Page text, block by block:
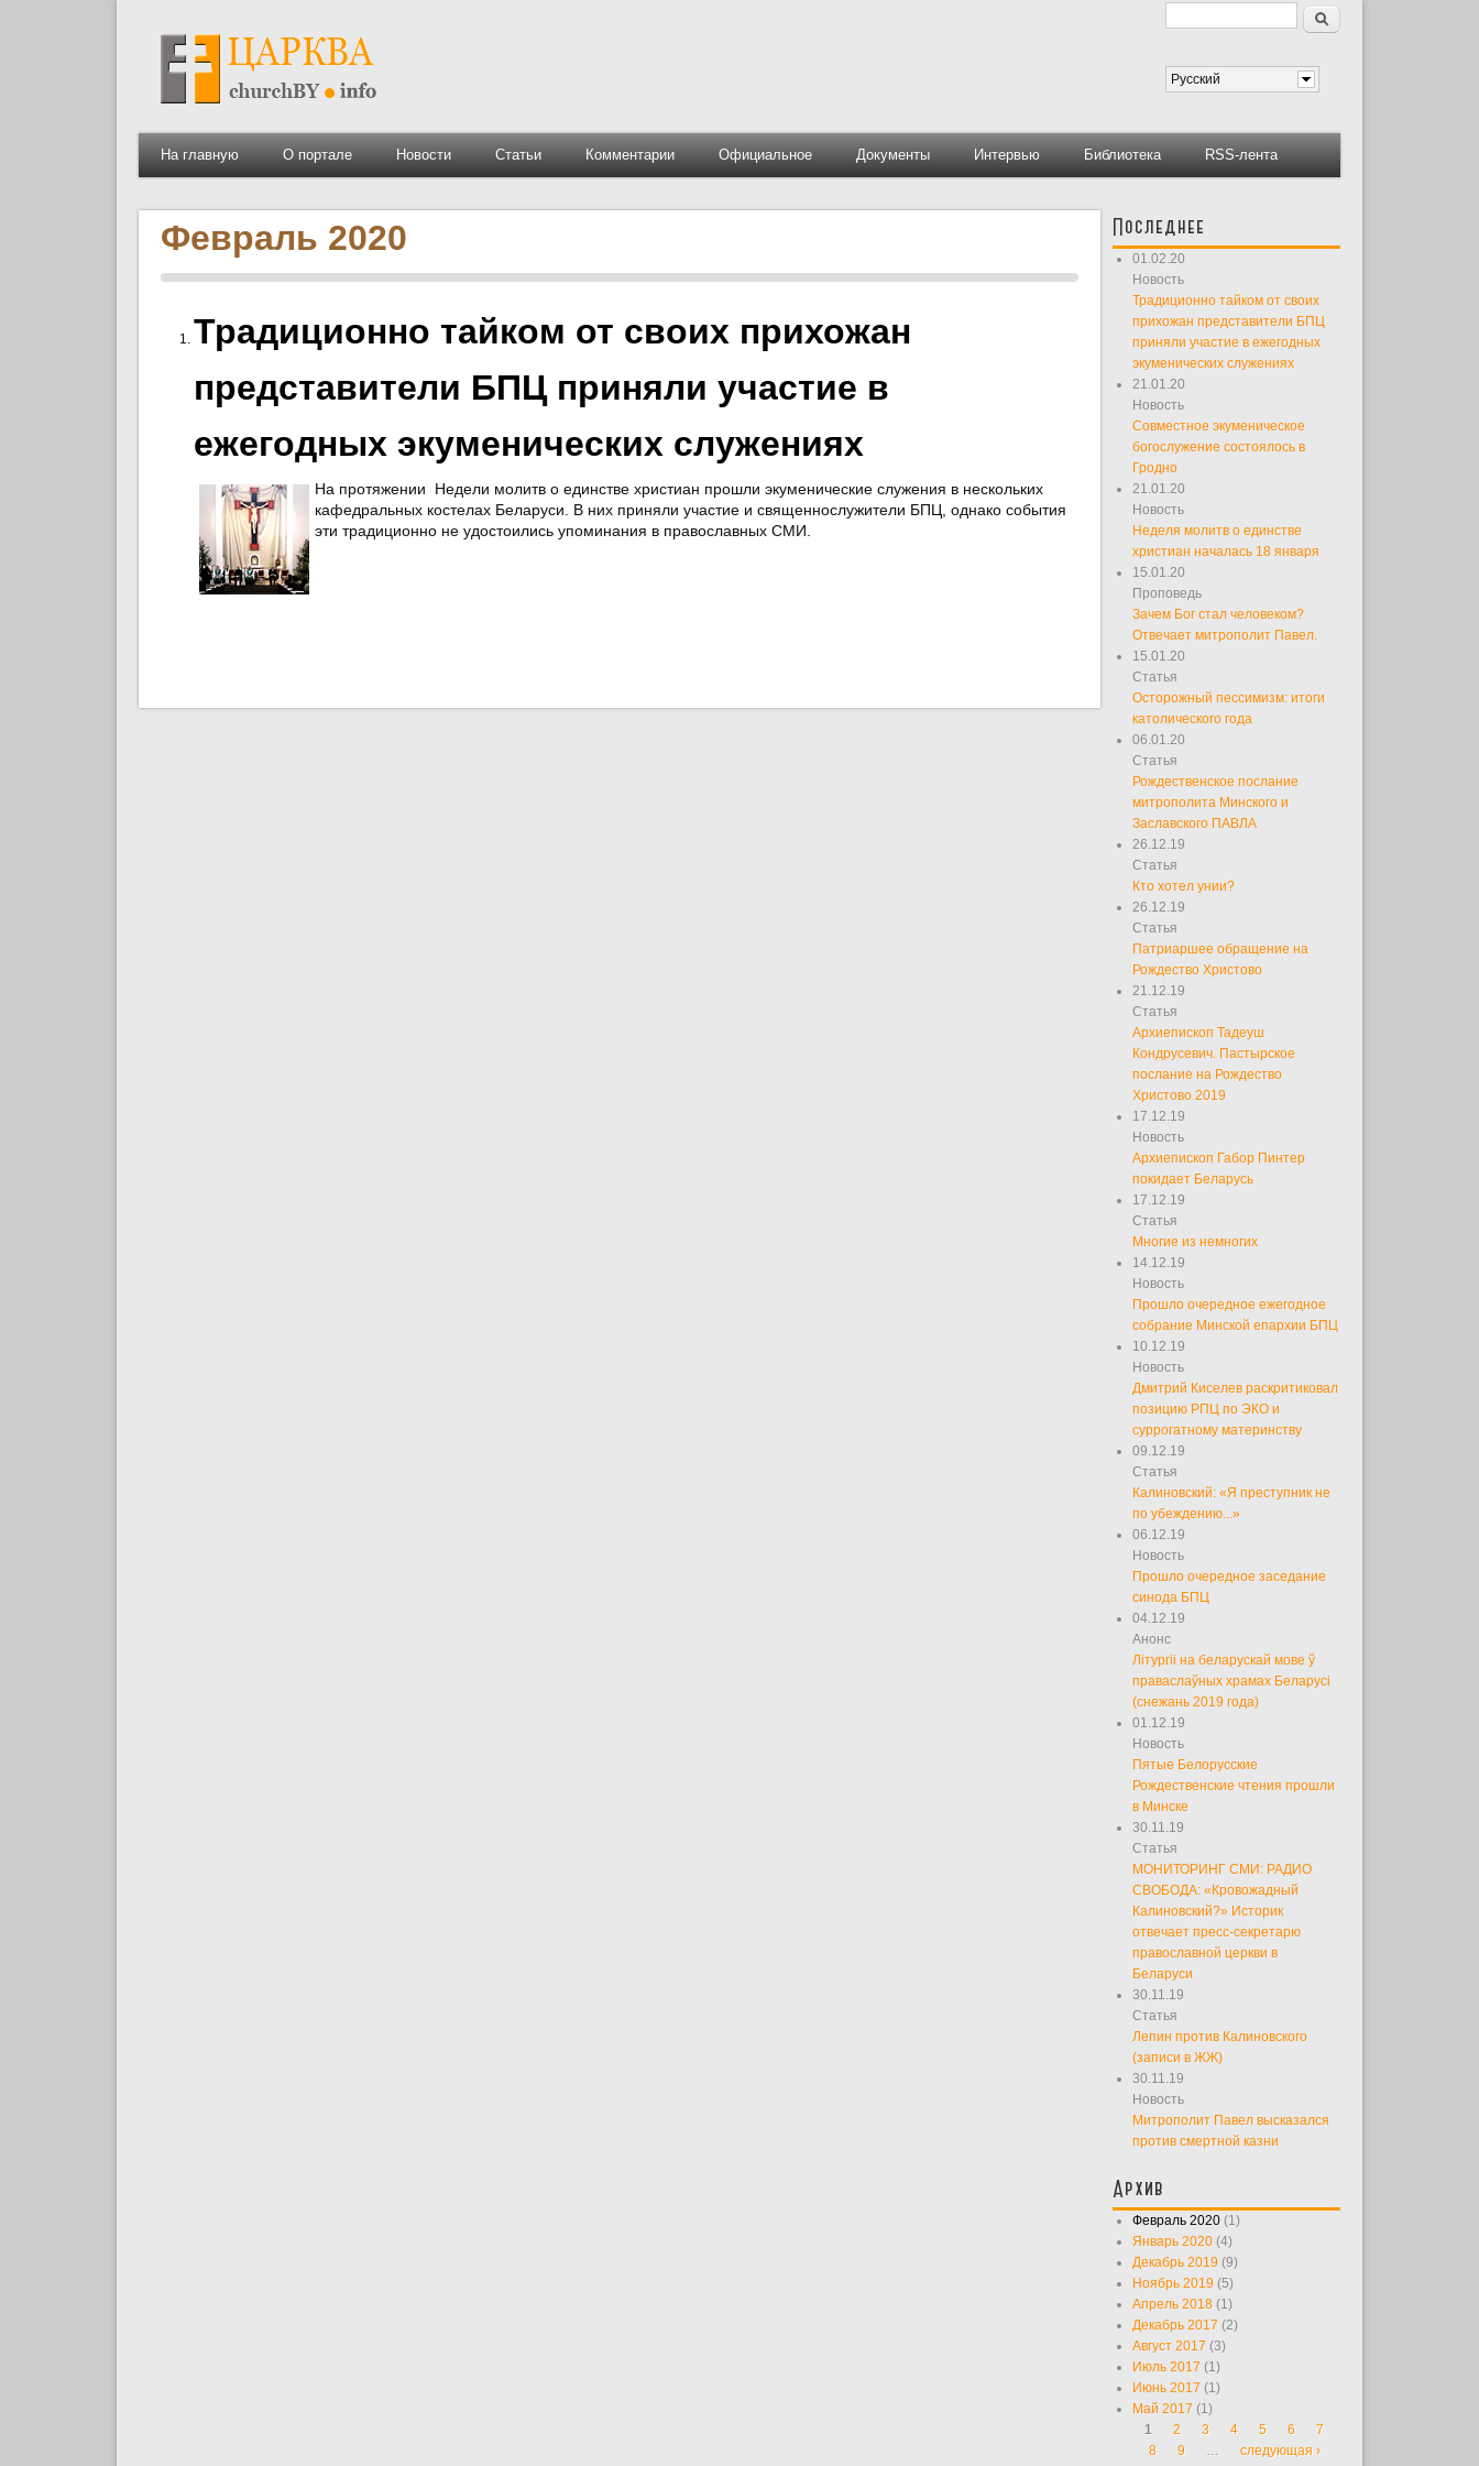
Форма поиска
Поиск
Русский
На главную О портале Новости Статьи Комментарии Официальное Документы Интервью Библиотека RSS-лента
Февраль 2020
Традиционно тайком от своих прихожан
представители БПЦ приняли участие в
ежегодных экуменических служениях
На протяжении Недели молитв о единстве христиан прошли экуменические служения в нескольких
кафедральных костелах Беларуси. В них приняли участие и священнослужители БПЦ, однако события
эти традиционно не удостоились упоминания в православных СМИ.
Последнее
01.02.20
Новость
Традиционно тайком от своих
прихожан представители БПЦ
приняли участие в ежегодных
экуменических служениях
21.01.20
Новость
Совместное экуменическое
богослужение состоялось в
Гродно
21.01.20
Новость
Неделя молитв о единстве
христиан началась 18 января
15.01.20
Проповедь
Зачем Бог стал человеком?
Отвечает митрополит Павел.
15.01.20
Статья
Осторожный пессимизм: итоги
католического года
06.01.20
Статья
Рождественское послание
митрополита Минского и
Заславского ПАВЛА
26.12.19
Статья
Кто хотел унии?
26.12.19
Статья
Патриаршее обращение на
Рождество Христово
21.12.19
Статья
Архиепископ Тадеуш
Кондрусевич. Пастырское
послание на Рождество
Христово 2019
17.12.19
Новость
Архиепископ Габор Пинтер
покидает Беларусь
17.12.19
Статья
Многие из немногих
14.12.19
Новость
Прошло очередное ежегодное
собрание Минской епархии БПЦ
10.12.19
Новость
Дмитрий Киселев раскритиковал
позицию РПЦ по ЭКО и
суррогатному материнству
09.12.19
Статья
Калиновский: «Я преступник не
по убеждению...»
06.12.19
Новость
Прошло очередное заседание
синода БПЦ
04.12.19
Анонс
Літургіі на беларускай мове ў
праваслаўных храмах Беларусі
(снежань 2019 года)
01.12.19
Новость
Пятые Белорусские
Рождественские чтения прошли
в Минске
30.11.19
Статья
МОНИТОРИНГ СМИ: РАДИО
СВОБОДА: «Кровожадный
Калиновский?» Историк
отвечает пресс-секретарю
православной церкви в
Беларуси
30.11.19
Статья
Лепин против Калиновского
(записи в ЖЖ)
30.11.19
Новость
Митрополит Павел высказался
против смертной казни
Архив
Февраль 2020 (1)
Январь 2020 (4)
Декабрь 2019 (9)
Ноябрь 2019 (5)
Апрель 2018 (1)
Декабрь 2017 (2)
Август 2017 (3)
Июль 2017 (1)
Июнь 2017 (1)
Май 2017 (1)
Страницы
1 2 3 4 5 6
7
8
9 …
следующая ›